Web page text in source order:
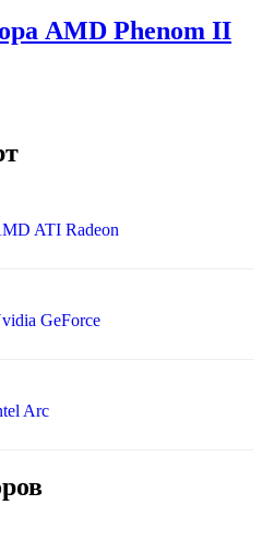
AMD Phenom II
ATI Radeon
GeForce
Arc